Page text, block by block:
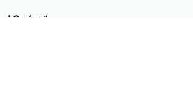
I Confronti